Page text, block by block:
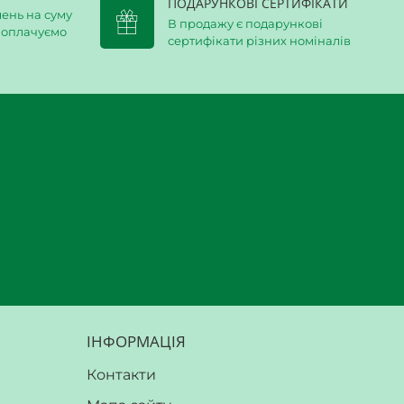
на суму
В продажу є подарункові
сертифікати різних номіналів
ІНФОРМАЦІЯ
Контакти